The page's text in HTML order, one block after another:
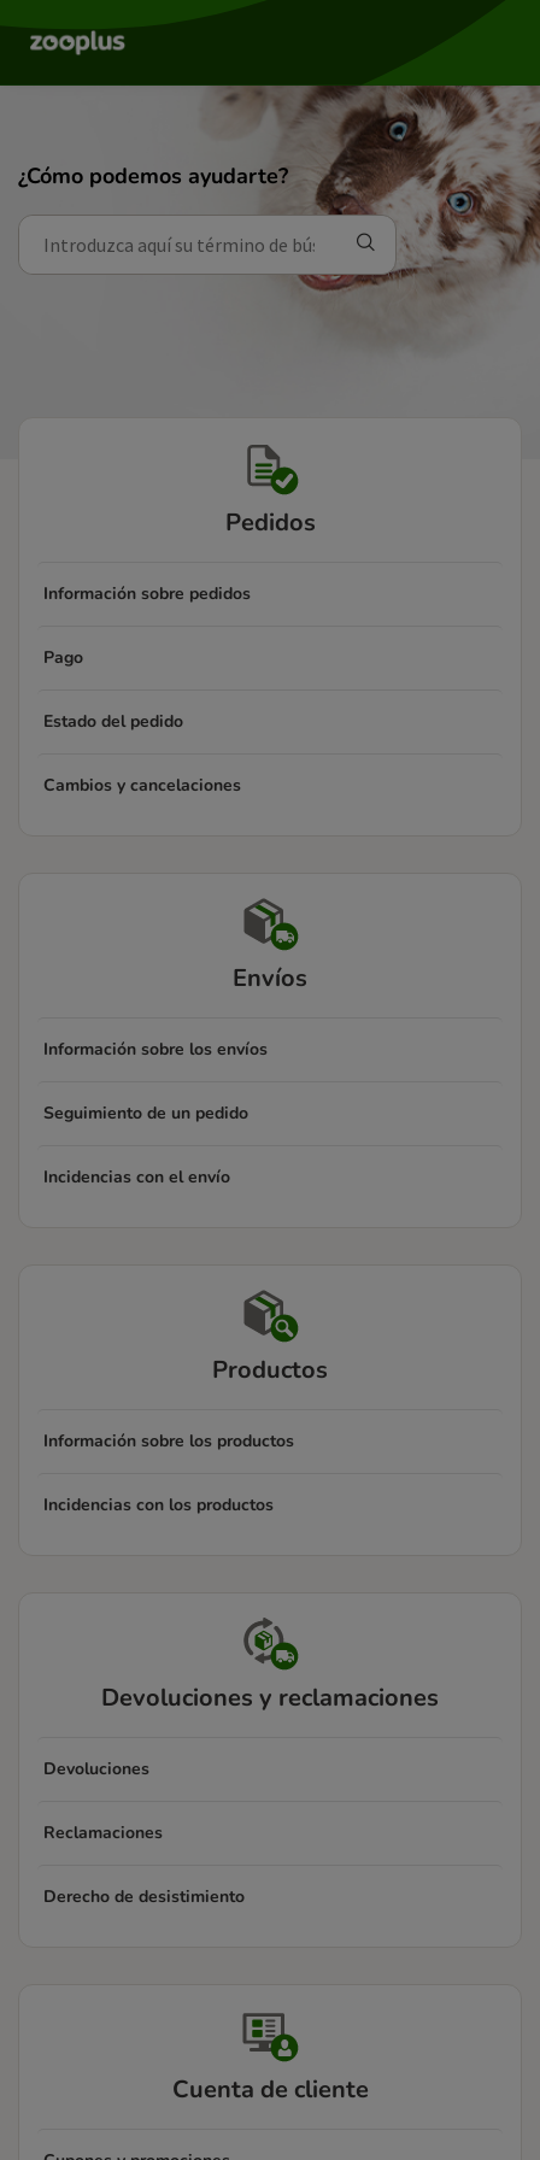
¿Cómo podemos ayudarte?
Pedidos
Información sobre pedidos
Pago
Estado del pedido
Cambios y cancelaciones
Envíos
Información sobre los envíos
Seguimiento de un pedido
Incidencias con el envío
Productos
Información sobre los productos
Incidencias con los productos
Devoluciones y reclamaciones
Devoluciones
Reclamaciones
Derecho de desistimiento
Cuenta de cliente